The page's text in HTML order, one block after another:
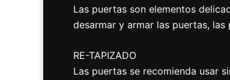
Las puertas son elementos
desarmar y armar las puertas,
RE-TAPIZADO
Las puertas se recomienda usar